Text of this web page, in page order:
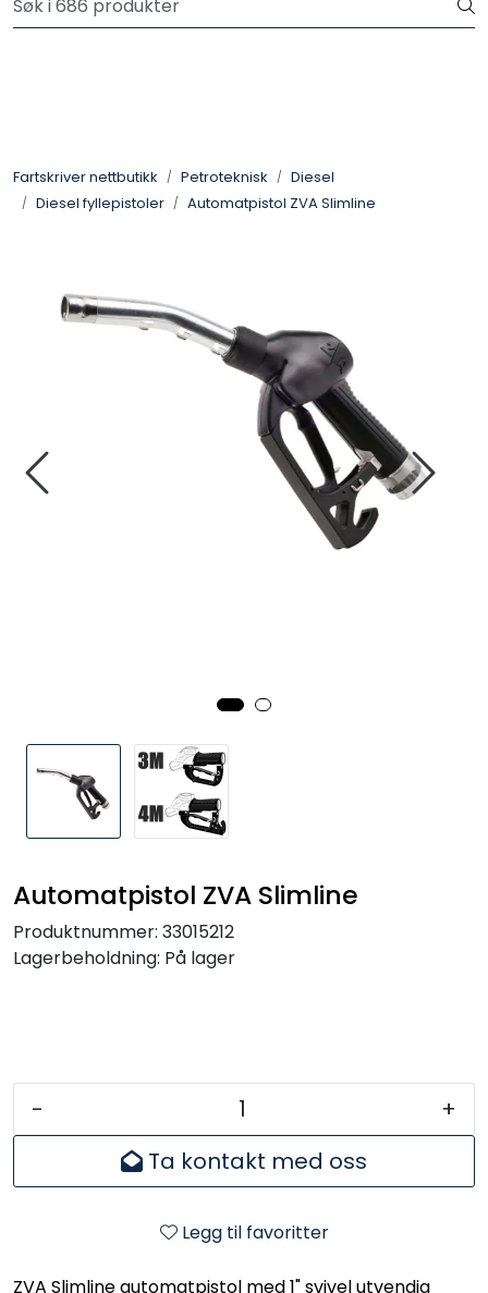
Skip to main content
Fartskriver nettbutikk Petroteknisk
Diesel
Diesel fyllepistoler
Automatpistol ZVA Slimline
Automatpistol ZVA Slimline
Produktnummer: 33015212
Lagerbeholdning: På lager
-
+
Ta kontakt med oss
Legg til favoritter
ZVA Slimline automatpistol med 1" svivel utvendig
Petroteknisk